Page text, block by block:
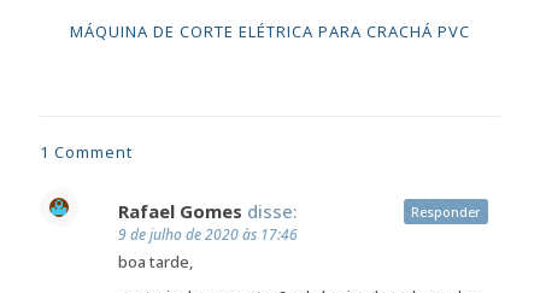
MÁQUINA DE CORTE ELÉTRICA PARA CRACHÁ PVC
1 Comment
Rafael Gomes disse:
9 de julho de 2020 às 17:46
boa tarde,
Responder